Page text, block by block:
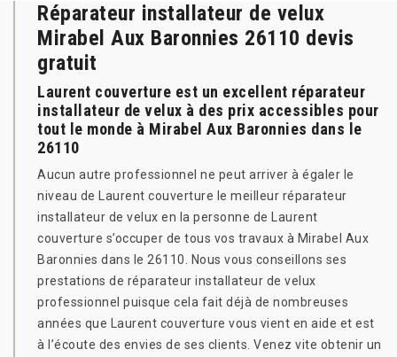
Réparateur installateur de velux
Mirabel Aux Baronnies 26110 devis
gratuit
Laurent couverture est un excellent réparateur
installateur de velux à des prix accessibles pour
tout le monde à Mirabel Aux Baronnies dans le
26110
Aucun autre professionnel ne peut arriver à égaler le
niveau de Laurent couverture le meilleur réparateur
installateur de velux en la personne de Laurent
couverture s’occuper de tous vos travaux à Mirabel Aux
Baronnies dans le 26110. Nous vous conseillons ses
prestations de réparateur installateur de velux
professionnel puisque cela fait déjà de nombreuses
années que Laurent couverture vous vient en aide et est
à l’écoute des envies de ses clients. Venez vite obtenir un